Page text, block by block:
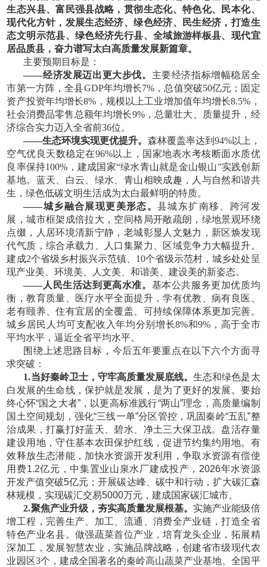
生态兴县、富民强县战略，贯彻生态化、特色化、民本化、
现代化方针，发展生态经济、绿色经济、民生经济，打造生
态文明示范县、绿色经济先行县、全域旅游样板县、现代宜
居品质县，奋力谱写太白高质量发展新篇章。
主要预期目标是：
——经济发展迈出更大步伐。 主要经济指标增幅稳居全
市第一方阵，全县GDP年均增长7%，总值突破50亿元；固定
资产投资年均增长8%，规模以上工业增加值年均增长8.5%，
社会消费品零售总额年均增长9%，总量壮大、质量提升，经
济综合实力迈入全省前36位。
——生态环境实现更优提升。 森林覆盖率达到 94%以上，
空气优良天数稳定在96%以上，国家地表水考核断面水质优
良率保持100%，建成国家“绿水青山就是金山银山”实践创新
基地。蓝天、白云、绿水、青山相映成趣，人与自然和谐共
生，绿色低碳文明生活成为太白最鲜明的特质。
——城乡融合展现更美形态。县城东扩南移、跨河发
展，城市框架成倍拉大，空间格局开敞疏朗，绿地景观环绕
点缀，人居环境清新宁静，老城彰显人文魅力，新区焕发现
代气质，综合承载力、人口集聚力、区域竞争力大幅提升。
建成2个省级乡村振兴示范镇、10个省级示范村，城乡处处呈
现产业美、环境美、人文美、和谐美、建设美的新姿态。
——人民生活达到更高水准。 基本公共服务更加优质均
衡，教育质量、医疗水平全面提升，学有优教、病有良医、
老有颐养、住有宜居的全覆盖、可持续保障体系更加完善。
城乡居民人均可支配收入年均分别增长8%和9%，高于全市
平均水平，逼近全省平均水平。
围绕上述思路目标，今后五年要重点在以下六个方面寻
求突破：
1.当好秦岭卫士，守牢高质量发展底线。生态和绿色是太
白发展的生命线，保护就是发展，是为了更好的发展。要始
终心怀“国之大者”，以更高标准践行“两山”理念，高质量编制
国土空间规划，强化“三线一单”分区管控，巩固秦岭“五乱”整
治成果，打赢打好蓝天、碧水、净土三大保卫战。盘活存量
建设用地，守住基本农田保护红线，促进节约集约用地。有
效释放生态潜能，加快水资源开发利用，争取水资源有偿使
用费1.2亿元，中集置业山泉水厂建成投产，2026年水资源
开发产值突破5亿元；开展碳达峰、碳中和行动，扩大碳汇森
林规模，实现碳汇交易5000万元，建成国家碳汇城市。
2.聚焦产业升级，夯实高质量发展根基。 实施产业能级倍
增工程，完善生产、加工、流通、消费全产业链，打造全省
特色产业名县。做强蔬菜首位产业，培育龙头企业，拓展精
深加工，发展智慧农业，实施品牌战略，创建省市级现代农
业园区3个，建成全国著名的秦岭高山蔬菜产业基地、全国平